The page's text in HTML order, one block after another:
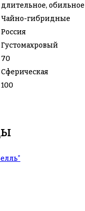
длительное, обильное
Чайно-гибридные
Россия
Густомаxровый
70
Сферическая
100